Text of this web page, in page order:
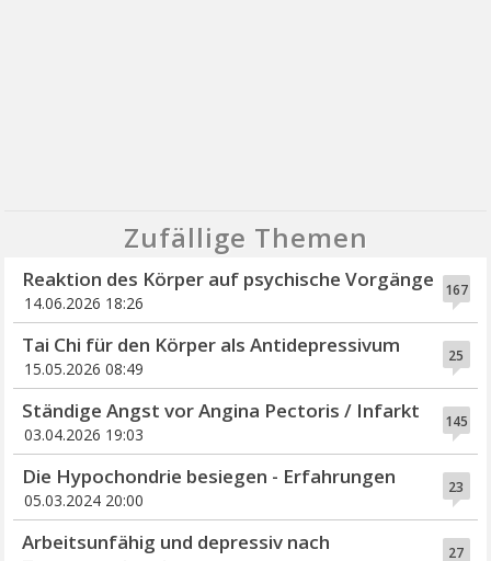
Zufällige Themen
167
Reaktion des Körper auf psychische Vorgänge
14.06.2026 18:26
25
Tai Chi für den Körper als Antidepressivum
15.05.2026 08:49
145
Ständige Angst vor Angina Pectoris / Infarkt
03.04.2026 19:03
23
Die Hypochondrie besiegen - Erfahrungen
05.03.2024 20:00
27
Arbeitsunfähig und depressiv nach